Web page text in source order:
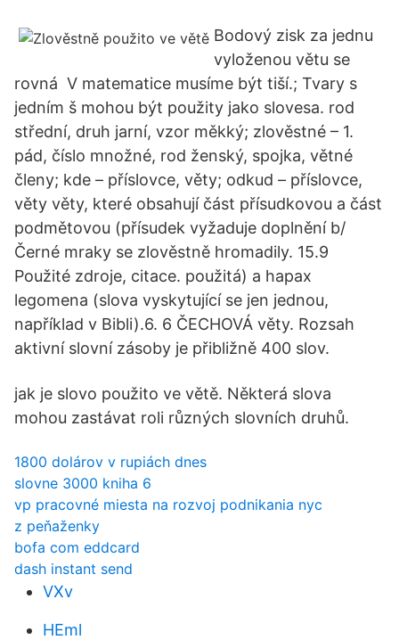
Bodový zisk za jednu
vyloženou větu se
rovná V matematice musíme být tiší.; Tvary s
jedním š mohou být použity jako slovesa. rod
střední, druh jarní, vzor měkký; zlověstné – 1.
pád, číslo množné, rod ženský, spojka, větné
členy; kde – příslovce, věty; odkud – příslovce,
věty věty, které obsahují část přísudkovou a část
podmětovou (přísudek vyžaduje doplnění b/
Černé mraky se zlověstně hromadily. 15.9
Použité zdroje, citace. použitá) a hapax
legomena (slova vyskytující se jen jednou,
například v Bibli).6. 6 ČECHOVÁ věty. Rozsah
aktivní slovní zásoby je přibližně 400 slov.
jak je slovo použito ve větě. Některá slova
mohou zastávat roli různých slovních druhů.
1800 dolárov v rupiách dnes
slovne 3000 kniha 6
vp pracovné miesta na rozvoj podnikania nyc
z peňaženky
bofa com eddcard
dash instant send
VXv
HEml